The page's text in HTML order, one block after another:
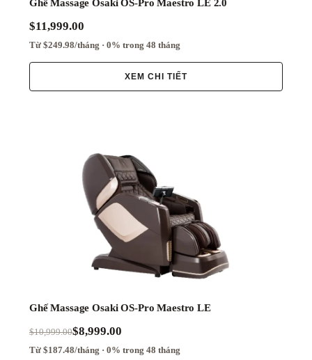
Ghế Massage Osaki OS-Pro Maestro LE 2.0
$11,999.00
Từ $249.98/tháng · 0% trong 48 tháng
XEM CHI TIẾT
Ghế Massage Osaki OS-Pro Maestro LE
$10,999.00$8,999.00
Từ $187.48/tháng · 0% trong 48 tháng